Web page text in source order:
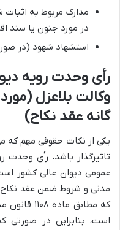
مدارک مربوط به اثبات
در مورد جنون یا سند
استشهاد شهود (در
رأی وحدت رویه
وکالت بلاعزل
گانه عقد نکاح)
یکی از نکات حقوقی مهم که
مدنی و شروط ضمن عقد نکاح
که مطابق
است، بنابراین در صورتی